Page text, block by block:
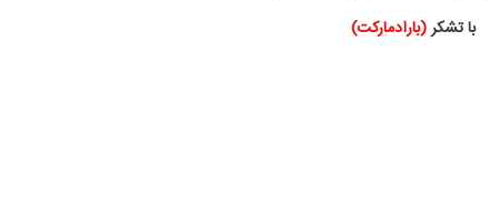
(بارادمارکت)